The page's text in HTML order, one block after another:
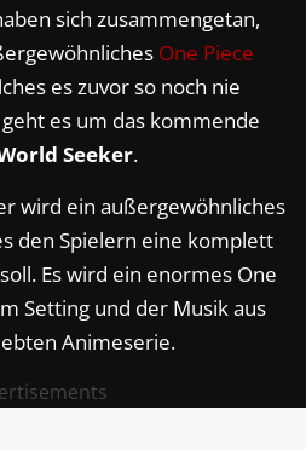
sich zusammengetan,
One Piece
es zuvor so noch nie
es um das kommende
Seeker.
wird ein außergewöhnliches
den Spielern eine komplett
Es wird ein enormes One
Setting und der Musik aus
Animeserie.